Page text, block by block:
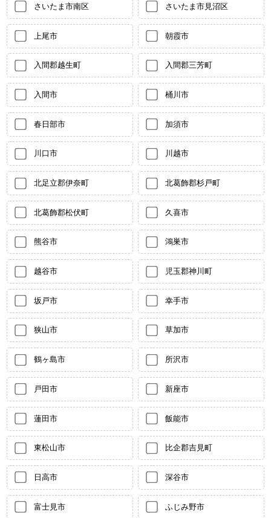
さいたま市南区 さいたま市見沼区
上尾市 朝霞市
入間郡越生町 入間郡三芳町
入間市 桶川市
春日部市 加須市
川口市 川越市
北足立郡伊奈町 北葛飾郡杉戸町
北葛飾郡松伏町 久喜市
熊谷市 鴻巣市
越谷市 児玉郡神川町
坂戸市 幸手市
狭山市 草加市
鶴ヶ島市 所沢市
戸田市 新座市
蓮田市 飯能市
東松山市 比企郡吉見町
日高市 深谷市
富士見市 ふじみ野市